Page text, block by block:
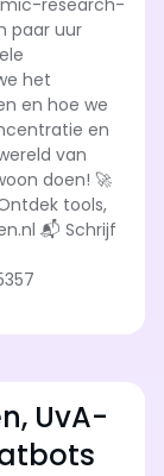
paar uur
het
en hoe we
en
van
doen! 🚀
tools,
📬 Schrijf
UvA-